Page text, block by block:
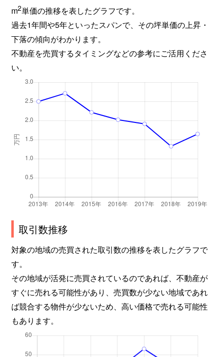
m2単価の推移を表したグラフです。
過去1年間や5年といったスパンで、その坪単価の上昇・
下落の傾向がわかります。
不動産を売買するタイミングなどの参考にご活用くださ
い。
取引数推移
対象の地域の売買された取引数の推移を表したグラフで
す。
その地域が活発に売買されているのであれば、不動産が
すぐに売れる可能性があり、売買数が少ない地域であれ
ば競合する物件が少ないため、高い価格で売れる可能性
もあります。